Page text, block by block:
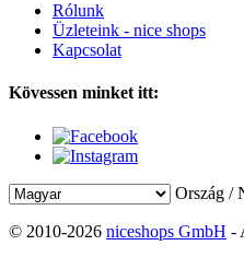
Rólunk
Üzleteink - nice shops
Kapcsolat
Kövessen minket itt:
Ország /
© 2010-2026 niceshops GmbH -